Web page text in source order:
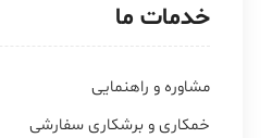
خدمات ما
مشاوره و راهنمایی
خمکاری و برشکاری سفارشی